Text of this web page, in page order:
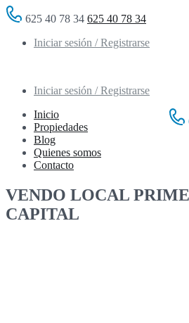
625 40 78 34 625 40 78 34
Iniciar sesión / Registrarse
Iniciar sesión / Registrarse
Inicio
Propiedades
Blog
Quienes somos
Contacto
VENDO LOCAL
CAPITAL